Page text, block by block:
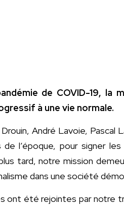
de COVID-19, la
à une vie normale.
André Lavoie, Pascal
l’époque, pour signer
tard, notre mission
dans une société
ont été rejointes par notre